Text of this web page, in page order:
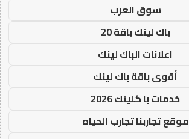
سوق العرب
باك لينك باقة 20
اعلانات الباك لينك
أقوى باقة باك لينك
خدمات با كلينك 2026
موقع تجاربنا تجارب الحياه